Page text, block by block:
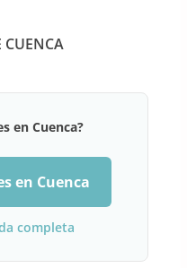
CUENCA
en Cuenca?
en Cuenca
completa